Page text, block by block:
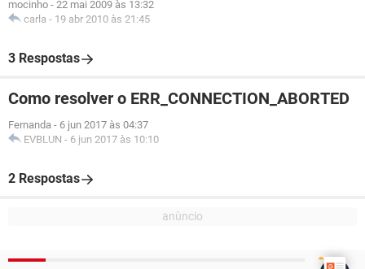
mocinho - 22 mai 2009 às 13:32
carla - 19 abr 2010 às 21:45
3 Respostas
Como resolver o ERR_CONNECTION_ABORTED
Fernanda - 6 jun 2017 às 04:37
EVBLUN - 6 jun 2017 às 10:10
2 Respostas